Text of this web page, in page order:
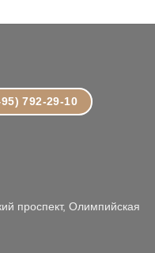
792-29-10
проспект, Олимпийская